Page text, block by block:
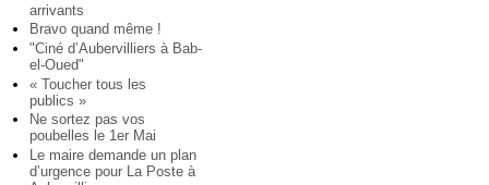
arrivants
Bravo quand même !
"Ciné d’Aubervilliers à Bab-
el-Oued"
« Toucher tous les
publics »
Ne sortez pas vos
poubelles le 1er Mai
Le maire demande un plan
d’urgence pour La Poste à